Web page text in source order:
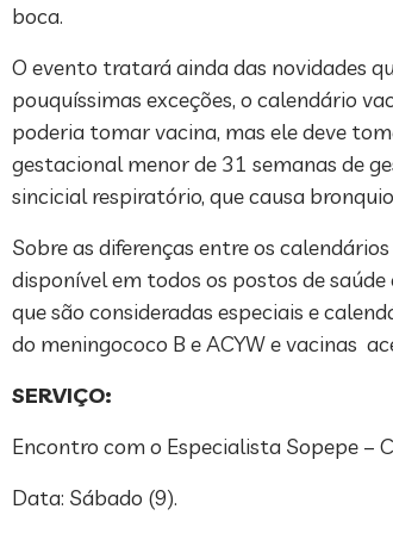
boca.
O evento tratará ainda das novidades
pouquíssimas exceções, o calendário
poderia tomar vacina, mas ele deve
gestacional menor de 31 semanas de
sincicial respiratório, que causa
Sobre as diferenças entre os
disponível em todos os postos de
que são consideradas especiais e
do meningococo B e ACYW e vacinas
SERVIÇO:
Encontro com o Especialista Sopepe –
Data: Sábado (9).